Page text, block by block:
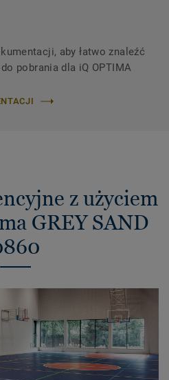
aby łatwo znaleźć
​​pobrania dla iQ OPTIMA
z użyciem
GREY SAND